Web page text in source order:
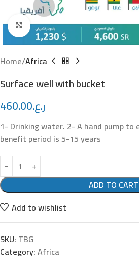
panel
panel
Panel
panel
giriş
panel
Panel
panel
panel
panel
Click to enlarge
Home Africa
Surface well with bucket
ر.ع.460.00
1- Drinking water. 2- A hand pump
benefit period is 5-15 years
ADD TO CART
Add to wishlist
SKU: TBG
Category:Africa